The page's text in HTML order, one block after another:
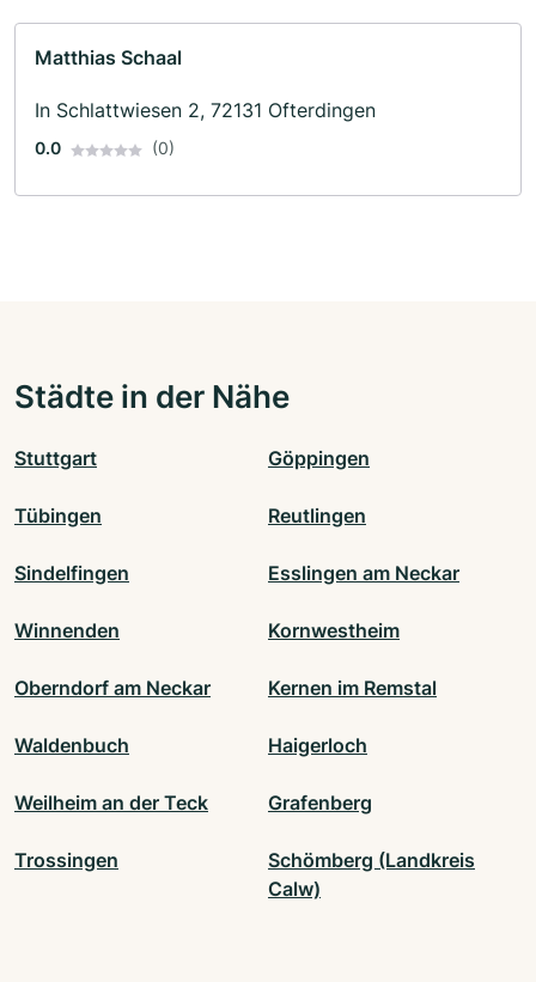
Matthias Schaal
In Schlattwiesen 2, 72131 Ofterdingen
0.0 (0)
Städte in der Nähe
Stuttgart Göppingen
Tübingen Reutlingen
Sindelfingen Esslingen am Neckar
Winnenden Kornwestheim
Oberndorf am Neckar Kernen im Remstal
Waldenbuch Haigerloch
Weilheim an der Teck Grafenberg
Trossingen
Schömberg (Landkreis
Calw)